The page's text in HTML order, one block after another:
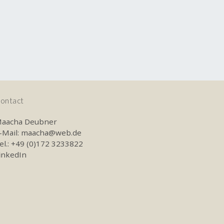
Deubner
Mail: maacha@web.de
+49 (0)172 3233822